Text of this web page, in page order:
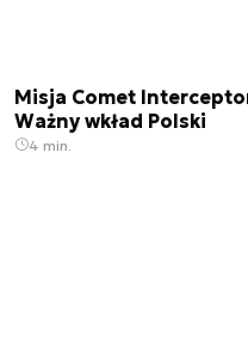
Misja Comet
Ważny wkład Polski
4 min.